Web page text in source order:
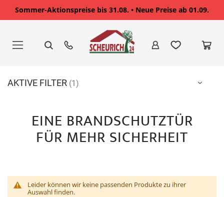
Sommer-Aktionspreise bis 31.08. • Neue Preise ab 01.09.
springen
EINE BRANDSCHUTZTÜR
FÜR MEHR SICHERHEIT
Leider können wir keine passenden Produkte zu ihrer
Auswahl finden.
AKTIVE FILTER